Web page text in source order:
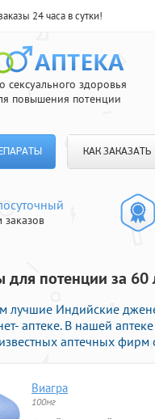
24 часа в сутки!
сексуального здоровья
повышения потенции
КАК ЗАКАЗАТЬ
заказов
для потенции за
лучшие Индийские
аптеке. В нашей
аптечных
Виагра
100мг